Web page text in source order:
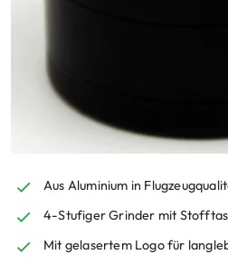
Aus Aluminium in
4-Stufiger Grinder mit
Mit gelasertem Logo für